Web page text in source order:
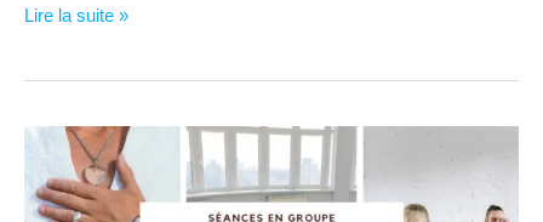
Cours
groupe
séances
collectives
Lire la suite »